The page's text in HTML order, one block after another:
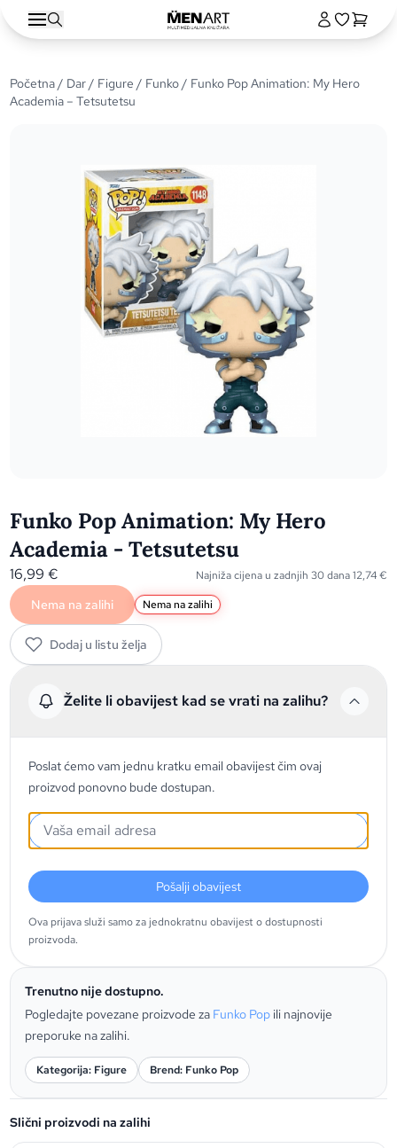
Početna/ Dar/ Figure / Funko/ Funko Pop Animation: My Hero
Academia – Tetsutetsu
Funko Pop Animation: My Hero
Academia - Tetsutetsu
16,99€ Najniža cijena u zadnjih 30 dana12,74€
Nema na zalihi Nema na zalihi
Dodaj u listu želja
Želite li obavijest kad se vrati na zalihu?
Poslat ćemo vam jednu kratku email obavijest čim ovaj
proizvod ponovno bude dostupan.
Pošalji obavijest
Ova prijava služi samo za jednokratnu obavijest o dostupnosti
proizvoda.
Trenutno nije dostupno.
Pogledajte povezane proizvode za Funko Pop ili najnovije
preporuke na zalihi.
Kategorija: Figure Brend: Funko Pop
Slični proizvodi na zalihi